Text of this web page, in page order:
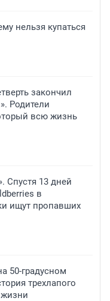
нельзя купаться
закончил
Родители
всю жизнь
Спустя 13 дней
в
ищут пропавших
50-градусном
трехлапого
жизни